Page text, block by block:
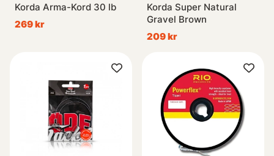
Korda Arma-Kord 30 lb
269 kr
Korda Super Natural
Gravel Brown
209 kr